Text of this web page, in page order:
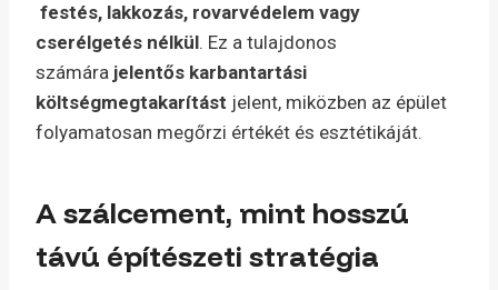
festés, lakkozás, rovarvédelem vagy
cserélgetés nélkül. Ez a tulajdonos
számára jelentős karbantartási
költségmegtakarítást jelent, miközben az épület
folyamatosan megőrzi értékét és esztétikáját.
A szálcement, mint hosszú
távú építészeti stratégia